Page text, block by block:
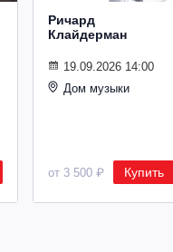
Ричард
Клайдерман
19.09.2026 14:00
Дом музыки
от 3 500 ₽ Купить